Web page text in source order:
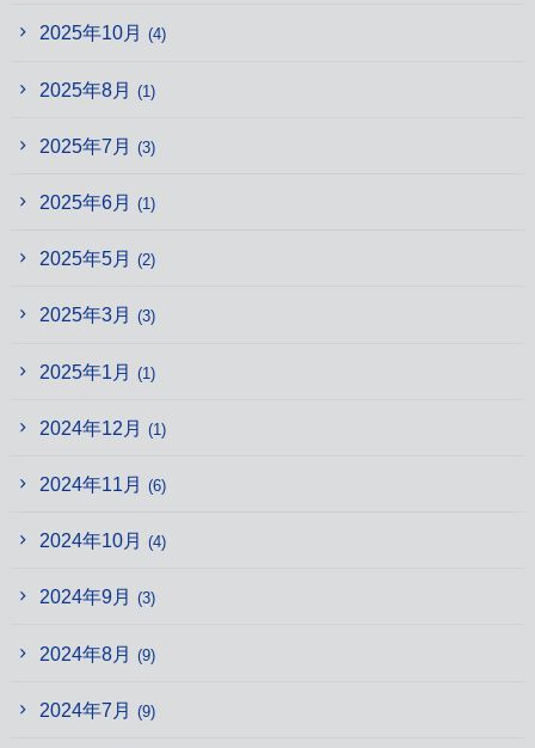
2025年10月 (4)
2025年8月 (1)
2025年7月 (3)
2025年6月 (1)
2025年5月 (2)
2025年3月 (3)
2025年1月 (1)
2024年12月 (1)
2024年11月 (6)
2024年10月 (4)
2024年9月 (3)
2024年8月 (9)
2024年7月 (9)